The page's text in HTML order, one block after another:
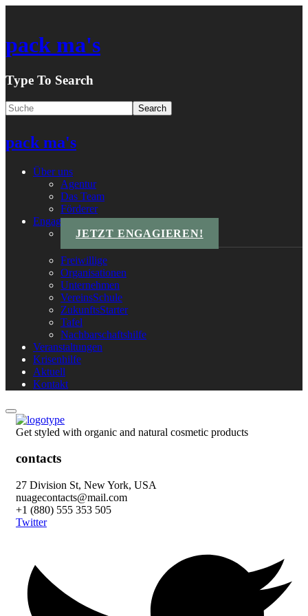
pack ma's
Type To Search
pack ma's
Über uns
Agentur
Das Team
Förderer
Engagements
JETZT ENGAGIEREN!
Freiwillige
Organisationen
Unternehmen
VereinsSchule
ZukunftsStarter
Tafel
Nachbarschaftshilfe
Veranstaltungen
Krisenhilfe
Aktuell
Kontakt
Get styled with organic and natural cosmetic products
contacts
27 Division St, New York, USA
nuagecontacts@mail.com
+1 (880) 555 353 505
Twitter